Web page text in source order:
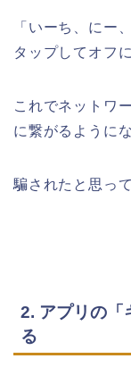
「いーち、にー
タップしてオフ
これでネットワ
に繋がるように
騙されたと思っ
2. アプリの「
る